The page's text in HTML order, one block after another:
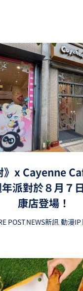
》x Cayenne
派對於８月７
康店登場！
POST,NEWS新訊,動漫IP,